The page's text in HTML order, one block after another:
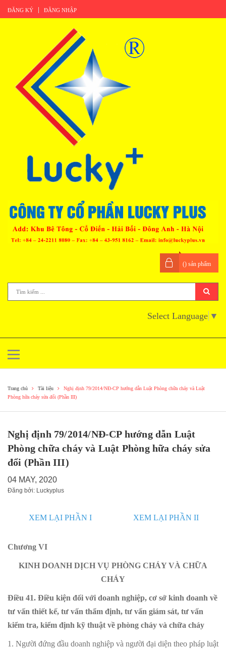
ĐĂNG KÝ ĐĂNG NHẬP
() sản phẩm
Select Language ▼
Trang chủ Tài liệu
Nghị định 79/2014/NĐ-CP hướng dẫn Luật Phòng chữa cháy và Luật
Phòng hữa cháy sửa đổi (Phần III)
Nghị định 79/2014/NĐ-CP hướng dẫn Luật
Phòng chữa cháy và Luật Phòng hữa cháy sửa
đổi (Phần III)
04 MAY, 2020
Đăng bởi: Luckyplus
XEM LẠI PHẦN I XEM LẠI PHẦN II
Chương VI
KINH DOANH DỊCH VỤ PHÒNG CHÁY VÀ CHỮA
CHÁY
Điều 41. Điều kiện đối với doanh nghiệp, cơ sở kinh doanh về
tư vấn thiết kế, tư vấn thẩm định, tư vấn giám sát, tư vấn
kiểm tra, kiểm định kỹ thuật về phòng cháy và chữa cháy
1. Người đứng đầu doanh nghiệp và người đại diện theo pháp luật